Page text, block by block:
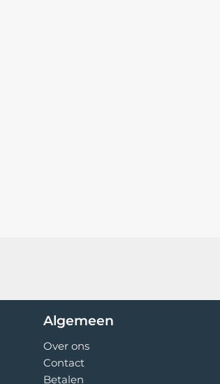
Algemeen
Over ons
Contact
Betalen